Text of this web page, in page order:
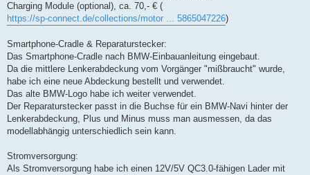
Charging Module (optional), ca. 70,- € (
https://sp-connect.de/collections/motor ... 5865047226)
Smartphone-Cradle & Reparaturstecker:
Das Smartphone-Cradle nach BMW-Einbauanleitung eingebaut.
Da die mittlere Lenkerabdeckung vom Vorgänger "mißbraucht" wurde,
habe ich eine neue Abdeckung bestellt und verwendet.
Das alte BMW-Logo habe ich weiter verwendet.
Der Reparaturstecker passt in die Buchse für ein BMW-Navi hinter der
Lenkerabdeckung, Plus und Minus muss man ausmessen, da das
modellabhängig unterschiedlich sein kann.
Stromversorgung:
Als Stromversorgung habe ich einen 12V/5V QC3.0-fähigen Lader mit